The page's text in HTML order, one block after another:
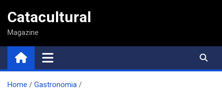
contenido
Catacultural
Magazine
Home
Gastronomia